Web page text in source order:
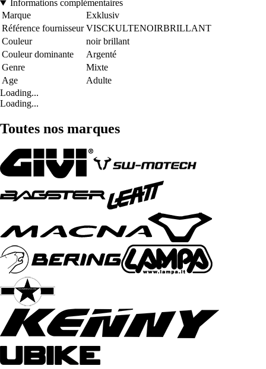
Informations complémentaires
Marque
Exklusiv
Référence fournisseur VISCKULTENOIRBRILLANT
Couleur
noir brillant
Couleur dominante
Argenté
Genre
Mixte
Age
Adulte
Loading...
Loading...
Toutes nos marques